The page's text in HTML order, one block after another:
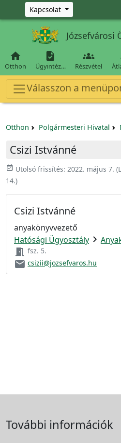
Ugrás a fő tartalomra
Kapcsolat
Józsefvárosi

Otthon

Ügyintéz…

Részvétel
Válasszon a
Otthon Polgármesteri Hivatal
Csizi Istvánné
event_available Utolsó frissítés: 2022. május 7.
14.)
Csizi Istvánné
anyakönyvvezető
Hatósági Ügyosztály chevron_right
meeting_room fsz. 5.
email csizii@jozsefvaros.hu
További információk